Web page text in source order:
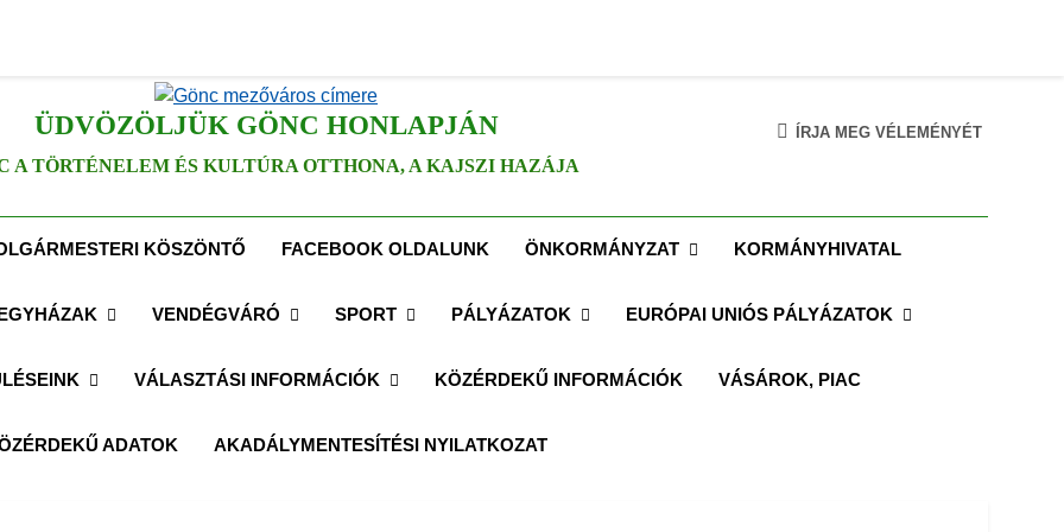
ÜDVÖZÖLJÜK GÖNC HONLAPJÁN
A TÖRTÉNELEM ÉS KULTÚRA OTTHONA, A KAJSZI HAZÁJA
ÍRJA MEG VÉLEMÉNYÉT
KÖSZÖNTŐ FACEBOOK OLDALUNK ÖNKORMÁNYZAT KORMÁNYHIVATAL
VENDÉGVÁRÓ SPORT PÁLYÁZATOK EURÓPAI UNIÓS PÁLYÁZATOK
VÁLASZTÁSI INFORMÁCIÓK KÖZÉRDEKŰ INFORMÁCIÓK VÁSÁROK, PIAC
ADATOK AKADÁLYMENTESÍTÉSI NYILATKOZAT